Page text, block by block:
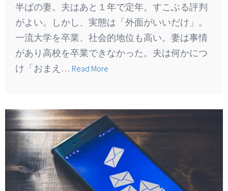
半ばの妻。夫はあと１年で定年。すこぶる評判
がよい。しかし、実態は「外面がいいだけ」。
一流大学を卒業、社会的地位も高い。妻は事情
があり高校を卒業できなかった。夫は何かにつ
け「おまえ… Read More